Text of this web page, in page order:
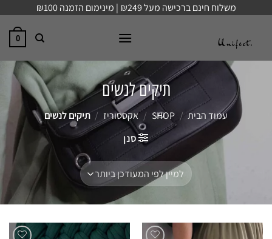
content
משלוח חינם ברכישה מעל ₪249 | מינימום הזמנה ₪100
0
תיקים לנשים
עמוד הבית /
SHOP
/ אקססוריז / תיקים לנשים
סנן